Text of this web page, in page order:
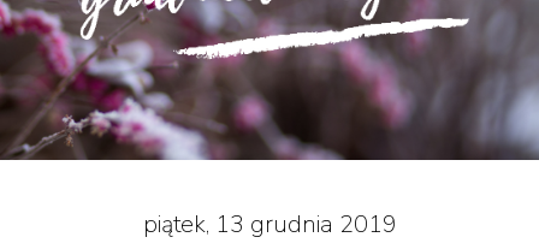
piątek, 13 grudnia 2019